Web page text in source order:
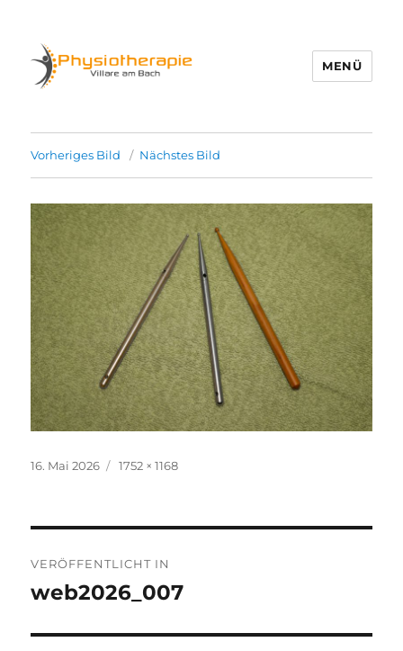
MENÜ
Vorheriges Bild Nächstes Bild
Veröffentlicht
16. Mai 2026
Volle
1752 × 1168
Navigation
VERÖFFENTLICHT IN
web2026_007